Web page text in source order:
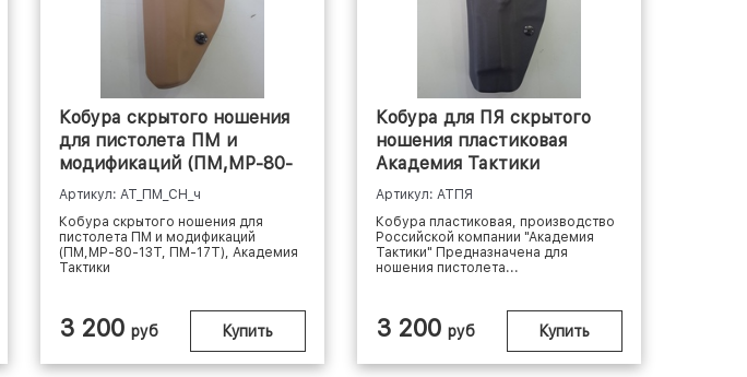
Кобура скрытого ношения
для пистолета ПМ и
модификаций (ПМ,МР-80-
13Т, ПМ...
Артикул: АТ_ПМ_СН_ч
Кобура скрытого ношения для
пистолета ПМ и модификаций
(ПМ,МР-80-13Т, ПМ-17Т), Академия
Тактики
3 200 руб Купить
Кобура для ПЯ скрытого
ношения пластиковая
Академия Тактики
Артикул: АТПЯ
Кобура пластиковая, производство
Российской компании "Академия
Тактики" Предназначена для
ношения пистолета...
3 200 руб Купить